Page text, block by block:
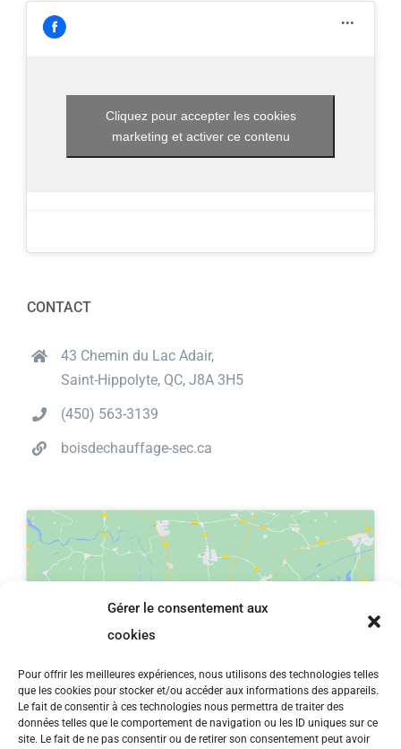
Gérer le consentement aux
cookies
Pour offrir les meilleures expériences, nous utilisons des technologies telles
que les cookies pour stocker et/ou accéder aux informations des appareils.
Le fait de consentir à ces technologies nous permettra de traiter des
données telles que le comportement de navigation ou les ID uniques sur ce
site. Le fait de ne pas consentir ou de retirer son consentement peut avoir
Cliquez pour accepter les cookies
marketing et activer ce contenu
CONTACT
43 Chemin du Lac Adair,
Saint-Hippolyte, QC, J8A 3H5
(450) 563-3139
boisdechauffage-sec.ca